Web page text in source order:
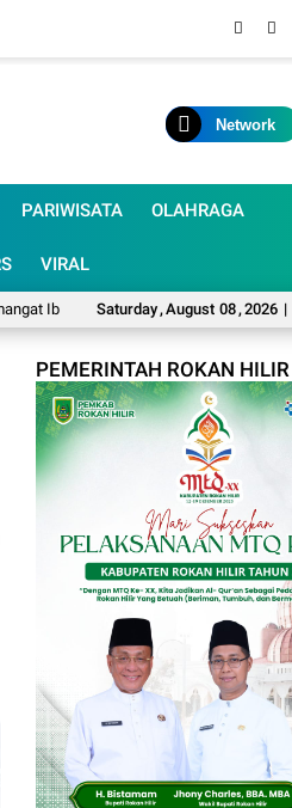
Network
PARIWISATA OLAHRAGA
VIRAL
Saturday,August 08,2026 |
OPD Lewat Senam dan Perlombaan
PEMERINTAH ROKAN HILIR